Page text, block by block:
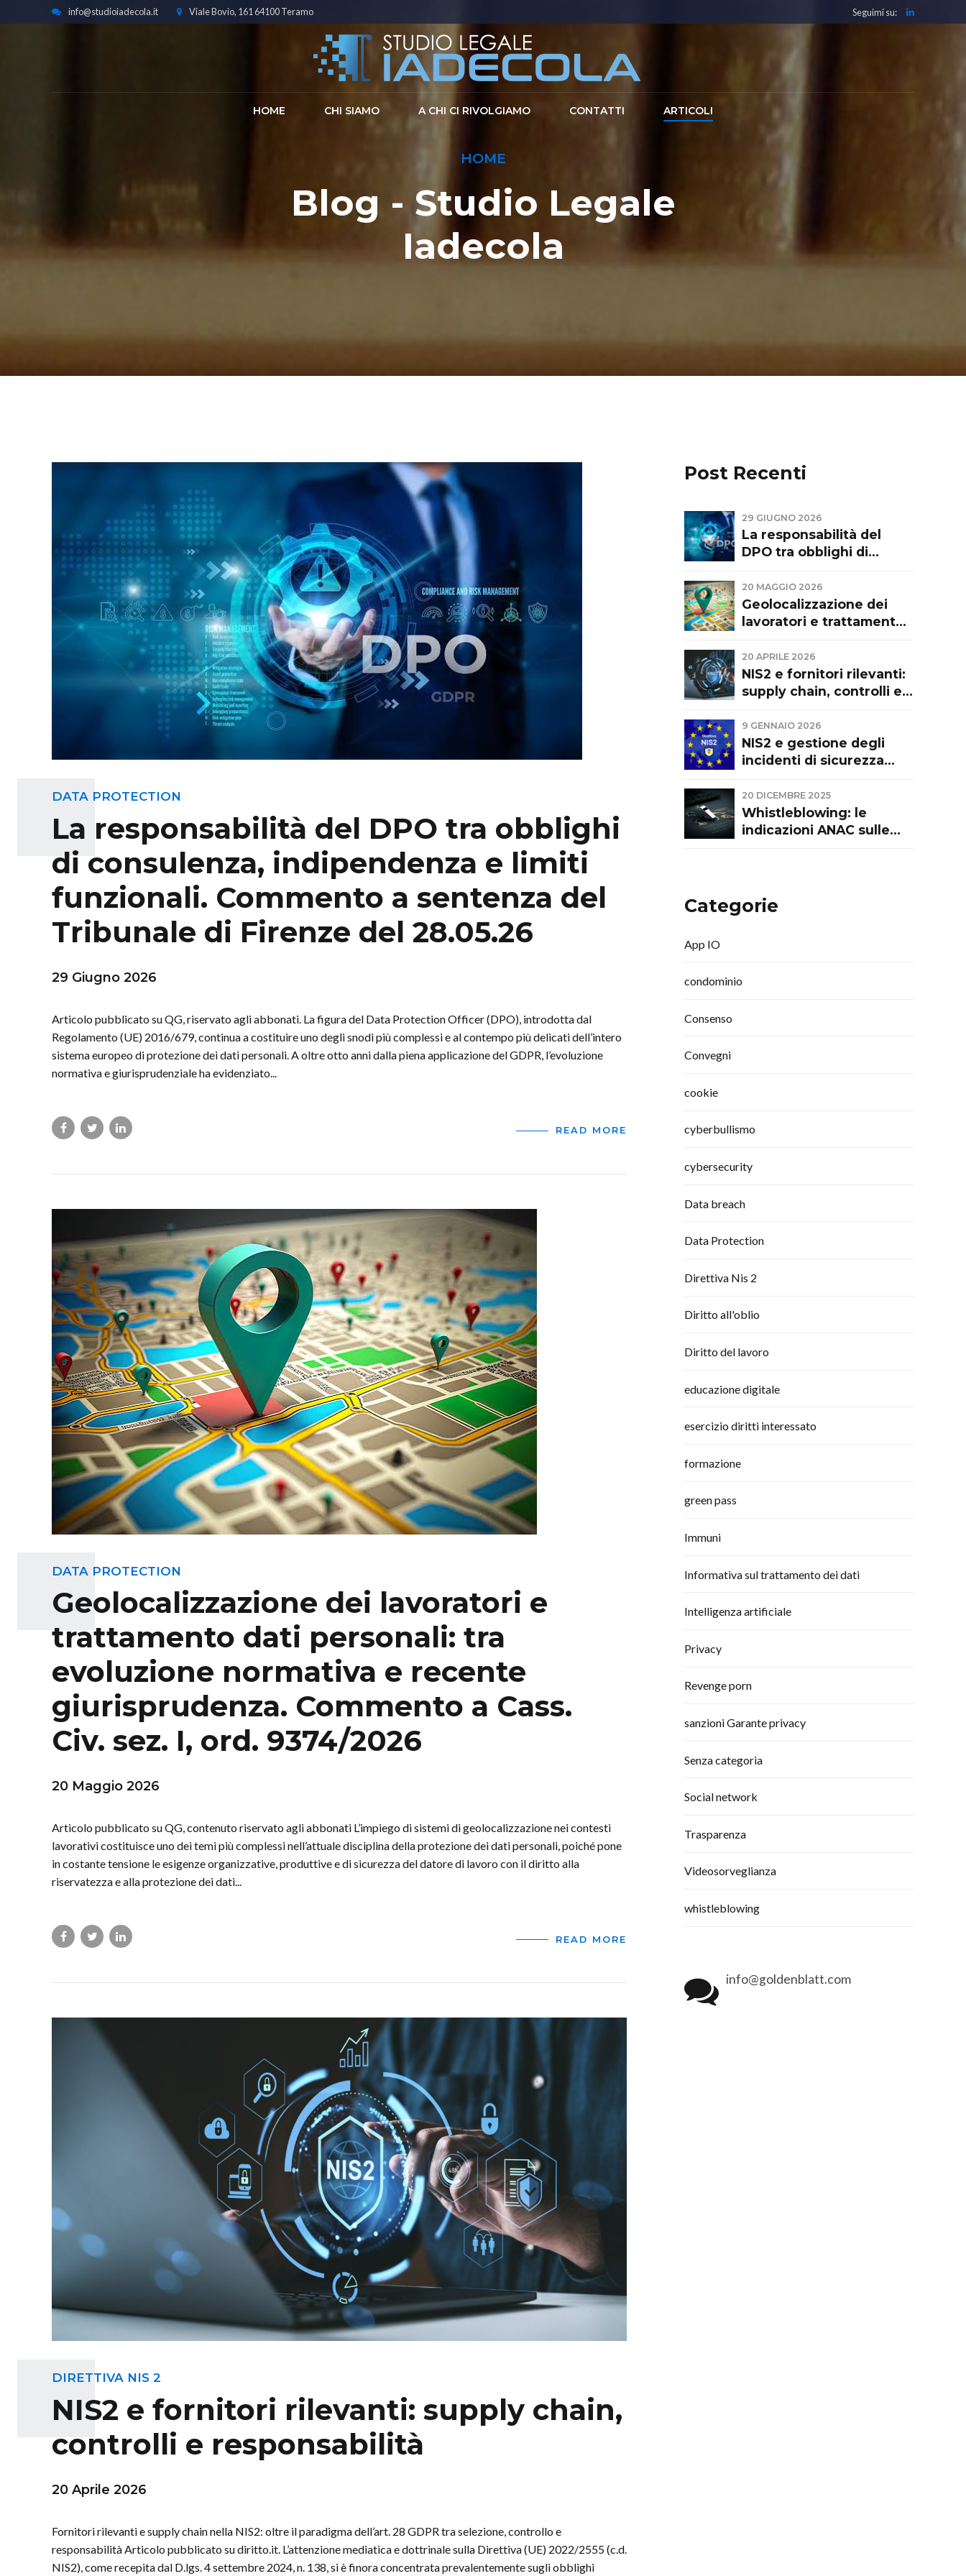
info@studioiadecola.it Viale Bovio, 161 64100 Teramo Seguimi su:
HOME CHI SIAMO A CHI CI RIVOLGIAMO CONTATTI ARTICOLI
HOME
Blog - Studio Legale
Iadecola
DATA PROTECTION
La responsabilità del DPO tra obblighi
di consulenza, indipendenza e limiti
funzionali. Commento a sentenza del
Tribunale di Firenze del 28.05.26
29 Giugno 2026
Articolo pubblicato su QG, riservato agli abbonati. La figura del Data Protection Officer (DPO), introdotta dal
Regolamento (UE) 2016/679, continua a costituire uno degli snodi più complessi e al contempo più delicati dell’intero
sistema europeo di protezione dei dati personali. A oltre otto anni dalla piena applicazione del GDPR, l’evoluzione
normativa e giurisprudenziale ha evidenziato...
READ MORE
DATA PROTECTION
Geolocalizzazione dei lavoratori e
trattamento dati personali: tra
evoluzione normativa e recente
giurisprudenza. Commento a Cass.
Civ. sez. I, ord. 9374/2026
20 Maggio 2026
Articolo pubblicato su QG, contenuto riservato agli abbonati L’impiego di sistemi di geolocalizzazione nei contesti
lavorativi costituisce uno dei temi più complessi nell’attuale disciplina della protezione dei dati personali, poiché pone
in costante tensione le esigenze organizzative, produttive e di sicurezza del datore di lavoro con il diritto alla
riservatezza e alla protezione dei dati...
READ MORE
DIRETTIVA NIS 2
NIS2 e fornitori rilevanti: supply chain,
controlli e responsabilità
20 Aprile 2026
Fornitori rilevanti e supply chain nella NIS2: oltre il paradigma dell’art. 28 GDPR tra selezione, controllo e
responsabilità Articolo pubblicato su diritto.it. L’attenzione mediatica e dottrinale sulla Direttiva (UE) 2022/2555 (c.d.
NIS2), come recepita dal D.lgs. 4 settembre 2024, n. 138, si è finora concentrata prevalentemente sugli obblighi
Post Recenti
29 GIUGNO 2026
La responsabilità del
DPO tra obblighi di
indipendenza e limiti
funzionali. Commento a
sentenza del Tribunale di
20 MAGGIO 2026
Geolocalizzazione dei
lavoratori e trattamento
evoluzione normativa e
recente giurisprudenza.
Commento a Cass. Civ.
20 APRILE 2026
NIS2 e fornitori rilevanti:
supply chain, controlli e
9 GENNAIO 2026
NIS2 e gestione degli
incidenti di sicurezza
Linee guida di ACN
20 DICEMBRE 2025
Whistleblowing: le
indicazioni ANAC sulle
Categorie
App IO
condominio
Consenso
Convegni
cookie
cyberbullismo
cybersecurity
Data breach
Data Protection
Direttiva Nis 2
Diritto all'oblio
Diritto del lavoro
educazione digitale
esercizio diritti interessato
formazione
green pass
Immuni
Informativa sul trattamento dei dati
Intelligenza artificiale
Privacy
Revenge porn
sanzioni Garante privacy
Senza categoria
Social network
Trasparenza
Videosorveglianza
whistleblowing
info@goldenblatt.com